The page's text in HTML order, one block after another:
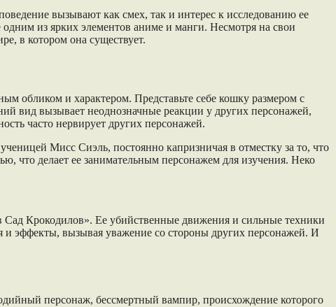
вызывают как смех, так и интерес к исследованию ее
из ярких элементов аниме и манги. Несмотря на свои
в котором она существует.
обликом и характером. Представьте себе кошку размером с
вид вызывает неоднозначные реакции у других персонажей,
часто нервирует других персонажей.
Мисс Сиэль, постоянно капризничая в отместку за то, что
что делает ее занимательным персонажем для изучения. Неко
Крокодилов». Ее убийственные движения и сильные техники
и эффекты, вызывая уважение со стороны других персонажей. И
персонаж, бессмертный вампир, происхождение которого